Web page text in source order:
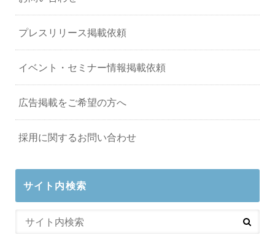
プレスリリース掲載依頼
イベント・セミナー情報掲載依頼
広告掲載をご希望の方へ
採用に関するお問い合わせ
サイト内検索